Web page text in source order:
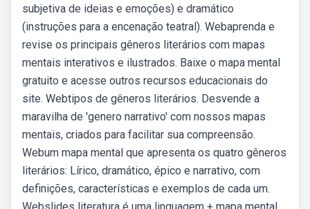
subjetiva de ideias e emoções) e dramático
(instruções para a encenação teatral). Webaprenda e
revise os principais gêneros literários com mapas
mentais interativos e ilustrados. Baixe o mapa mental
gratuito e acesse outros recursos educacionais do
site. Webtipos de gêneros literários. Desvende a
maravilha de 'genero narrativo' com nossos mapas
mentais, criados para facilitar sua compreensão.
Webum mapa mental que apresenta os quatro gêneros
literários: Lírico, dramático, épico e narrativo, com
definições, características e exemplos de cada um.